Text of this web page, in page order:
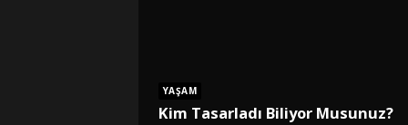
YAŞAM
Kim Tasarladı Biliyor Musunuz?